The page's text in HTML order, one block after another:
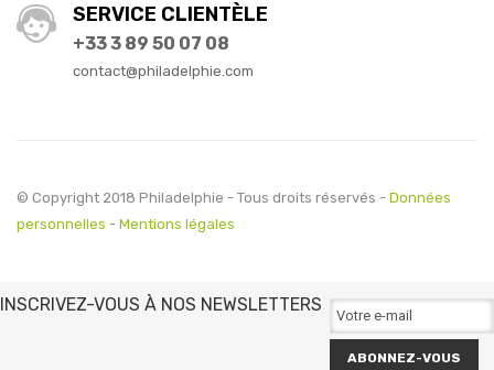
SERVICE CLIENTÈLE
+33 3 89 50 07 08
contact@philadelphie.com
© Copyright 2018 Philadelphie - Tous droits réservés - Données
personnelles - Mentions légales
INSCRIVEZ-VOUS À NOS NEWSLETTERS
ABONNEZ-VOUS